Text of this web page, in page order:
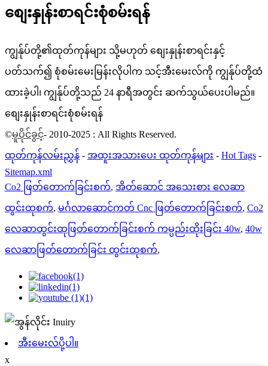
စျေးနှုန်းစာရင်းစုံစမ်းရန်
ကျွန်ုပ်တို့၏ထုတ်ကုန်များ သို့မဟုတ် စျေးနှုန်းစာရင်းနှင့်
ပတ်သက်၍ စုံစမ်းမေးမြန်းလိုပါက သင့်အီးမေးလ်ကို ကျွန်ုပ်တို့ထံ
ထားခဲ့ပါ၊ ကျွန်ုပ်တို့သည် 24 နာရီအတွင်း ဆက်သွယ်ပေးပါမည်။
စျေးနှုန်းစာရင်းစုံစမ်းရန်
©မူပိုင်ခွင့်- 2010-2025 : All Rights Reserved.
ထုတ်ကုန်လမ်းညွှန် - အထူးအသားပေး ထုတ်ကုန်များ - Hot Tags -
Sitemap.xml
Co2 ဖြတ်တောက်ခြင်းစက်, အိတ်ဆောင် အသေးစား လေဆာ
ထွင်းထုစက်, မင်္ဂလာဆောင်ကတ် Cnc ဖြတ်တောက်ခြင်းစက်, Co2
လေဆာထွင်းထုဖြတ်တောက်ခြင်းစက် ကမ္ပည်းထိုးခြင်း 40w, 40w
လေဆာဖြတ်တောက်ခြင်း ထွင်းထုစက်,
အီးမေးလ်ပို့ပါ။
x